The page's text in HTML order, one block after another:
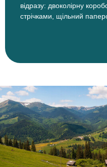
відразу: двоколірну
стрічками, щільний